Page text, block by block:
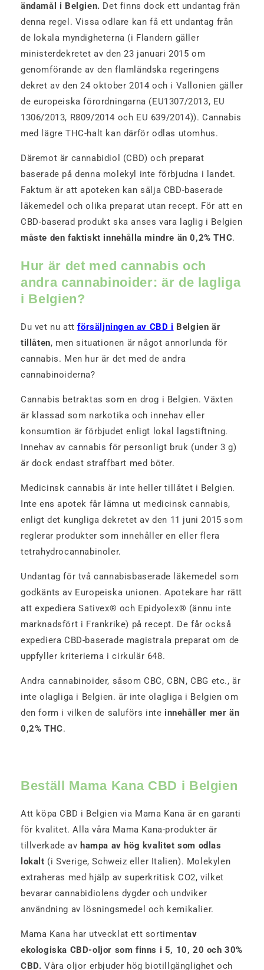
ändamål i Belgien. Det finns dock ett undantag från
denna regel. Vissa odlare kan få ett undantag från
de lokala myndigheterna (i Flandern gäller
ministerdekretet av den 23 januari 2015 om
genomförande av den flamländska regeringens
dekret av den 24 oktober 2014 och i Vallonien gäller
de europeiska förordningarna (EU1307/2013, EU
1306/2013, R809/2014 och EU 639/2014)). Cannabis
med lägre THC-halt kan därför odlas utomhus.
Däremot är cannabidiol (CBD) och preparat
baserade på denna molekyl inte förbjudna i landet.
Faktum är att apoteken kan sälja CBD-baserade
läkemedel och olika preparat utan recept. För att en
CBD-baserad produkt ska anses vara laglig i Belgien
måste den faktiskt innehålla mindre än 0,2% THC.
Hur är det med cannabis och
andra cannabinoider: är de lagliga
i Belgien?
Du vet nu attförsäljningen av CBD i Belgien är
tillåten, men situationen är något annorlunda för
cannabis. Men hur är det med de andra
cannabinoiderna?
Cannabis betraktas som en drog i Belgien. Växten
är klassad som narkotika och innehav eller
konsumtion är förbjudet enligt lokal lagstiftning.
Innehav av cannabis för personligt bruk (under 3 g)
är dock endast straffbart med böter.
Medicinsk cannabis är inte heller tillåtet i Belgien.
Inte ens apotek får lämna ut medicinsk cannabis,
enligt det kungliga dekretet av den 11 juni 2015 som
reglerar produkter som innehåller en eller flera
tetrahydrocannabinoler.
Undantag för två cannabisbaserade läkemedel som
godkänts av Europeiska unionen. Apotekare har rätt
att expediera Sativex® och Epidyolex® (ännu inte
marknadsfört i Frankrike) på recept. De får också
expediera CBD-baserade magistrala preparat om de
uppfyller kriterierna i cirkulär 648.
Andra cannabinoider, såsom CBC, CBN, CBG etc., är
inte olagliga i Belgien. är inte olagliga i Belgien om
den form i vilken de saluförs inte innehåller mer än
0,2% THC.
Beställ Mama Kana CBD i Belgien
Att köpa CBD i Belgien via Mama Kana är en garanti
för kvalitet. Alla våra Mama Kana-produkter är
tillverkade av hampa av hög kvalitet som odlas
lokalt (i Sverige, Schweiz eller Italien). Molekylen
extraheras med hjälp av superkritisk CO2, vilket
bevarar cannabidiolens dygder och undviker
användning av lösningsmedel och kemikalier.
Mama Kana har utvecklat ett sortimentav
ekologiska CBD-oljor som finns i 5, 10, 20 och 30%
CBD. Våra oljor erbjuder hög biotillgänglighet och